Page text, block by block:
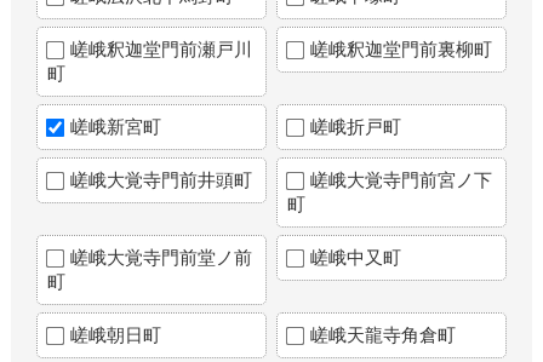
嵯峨釈迦堂門前瀬戸川
町
嵯峨釈迦堂門前裏柳町
嵯峨新宮町 嵯峨折戸町
嵯峨大覚寺門前井頭町
嵯峨大覚寺門前宮ノ下
町
嵯峨大覚寺門前堂ノ前
町
嵯峨中又町
嵯峨朝日町 嵯峨天龍寺角倉町